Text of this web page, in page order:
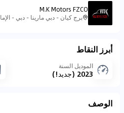
M.K Motors FZCO
برج كيان - دبي مارينا - دبي -
أبرز النقاط
الموديل السنة
2023 (جديد!)
الوصف